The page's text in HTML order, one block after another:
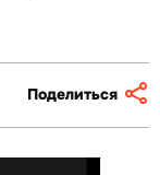
Поделиться